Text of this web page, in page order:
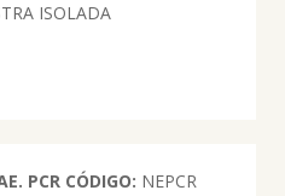
ISOLADA
PCR CÓDIGO: NEPCR